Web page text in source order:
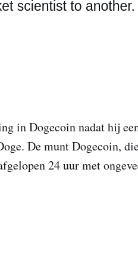
in Dogecoin nadat hij
De munt Dogecoin,
24 uur met